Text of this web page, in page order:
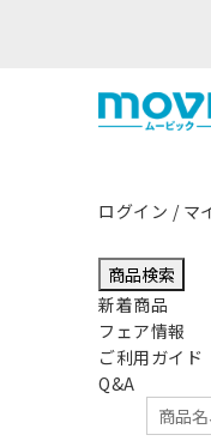
ログイン / マ
商品検索
新着商品
フェア情報
ご利用ガイド
Q&A